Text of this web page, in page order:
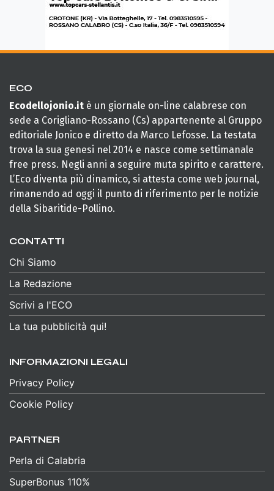
ECO
Ecodellojonio.it è un giornale on-line calabrese con
sede a Corigliano-Rossano (Cs) appartenente al Gruppo
editoriale Jonico e diretto da Marco Lefosse. La testata
trova la sua genesi nel 2014 e nasce come settimanale
free press. Negli anni a seguire muta spirito e carattere.
L’Eco diventa più dinamico, si attesta come web journal,
rimanendo ad oggi il punto di riferimento per le notizie
della Sibaritide-Pollino.
CONTATTI
Chi Siamo
La Redazione
Scrivi a l'ECO
La tua pubblicità qui!
INFORMAZIONI LEGALI
Privacy Policy
Cookie Policy
PARTNER
Perla di Calabria
SuperBonus 110%